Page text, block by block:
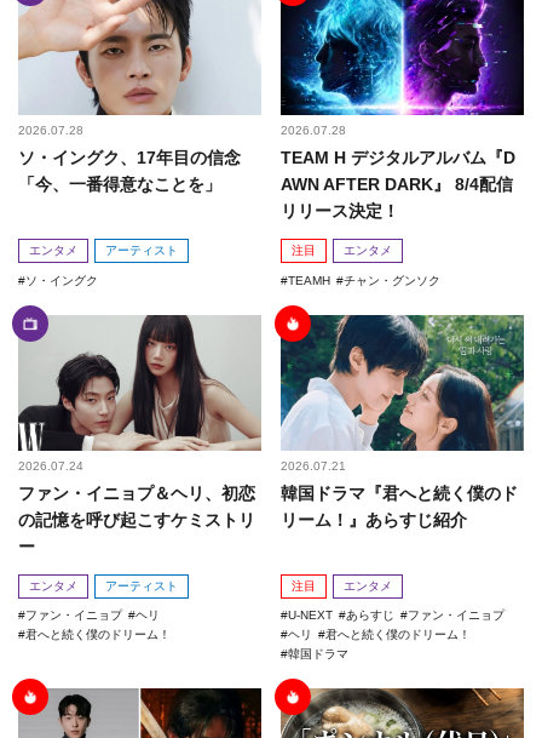
2026.07.28
ソ・イングク、17年目の信念
「今、一番得意なことを」
エンタメ アーティスト
ソ・イングク
2026.07.28
TEAM H デジタルアルバム『D
AWN AFTER DARK』 8/4配信
リリース決定！
注目 エンタメ
TEAMH チャン・グンソク
2026.07.24
ファン・イニョプ＆ヘリ、初恋
の記憶を呼び起こすケミストリ
ー
エンタメ アーティスト
ファン・イニョプ
ヘリ
君へと続く僕のドリーム！
2026.07.21
韓国ドラマ『君へと続く僕のド
リーム！』あらすじ紹介
注目 エンタメ
U-NEXT あらすじ
ファン・イニョプ
ヘリ
君へと続く僕のドリーム！
韓国ドラマ